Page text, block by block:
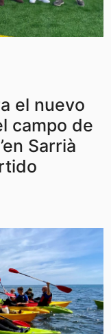
el nuevo
campo de
Sarrià